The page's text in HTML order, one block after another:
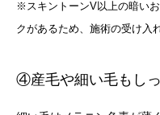
※スキントーンV以上の暗い
クがあるため、施術の受け入
④産毛や細い毛もし